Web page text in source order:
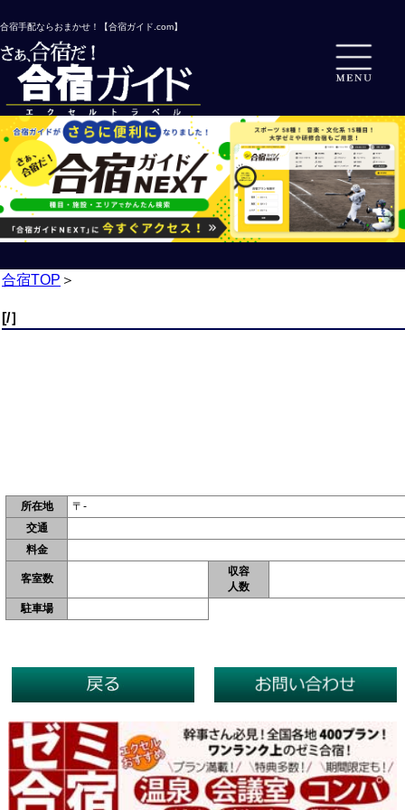
合宿手配ならおまかせ！【合宿ガイド.com】
合宿TOP ＞
[/］
所在地
〒-
交通
料金
客室数
収容
人数
駐車場